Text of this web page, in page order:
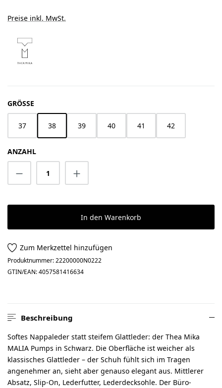
Preise inkl. MwSt.
GRÖSSE
37 38 39 40 41 42
ANZAHL
Produkt Anzahl: Gib den gewünschten
In den Warenkorb
Zum Merkzettel hinzufügen
Produktnummer:22200000N0222
GTIN/EAN:4057581416634
Beschreibung
Softes Nappaleder statt steifem Glattleder: der Thea Mika
MALIA Pumps in Schwarz. Die Oberfläche ist weicher als
klassisches Glattleder – der Schuh fühlt sich im Tragen
angenehmer an, sieht aber genauso elegant aus. Mittlerer
Absatz, Slip-On, Lederfutter, Lederdecksohle. Der Büro-